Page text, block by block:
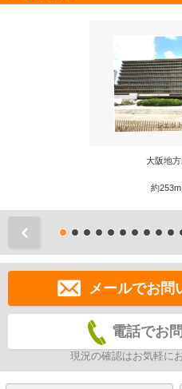
大阪地
約
メールでお問
電話でお
現況の確認はお気軽に